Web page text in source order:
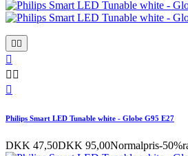
 

 

Philips Smart LED Tunable white - Globe G95 E27
DKK 47,50DKK 95,00Normalpris-